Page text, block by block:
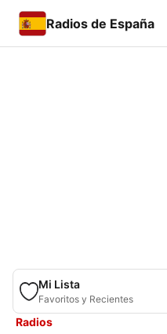
Radios de España
Mi Lista
Favoritos y Recientes
Radios